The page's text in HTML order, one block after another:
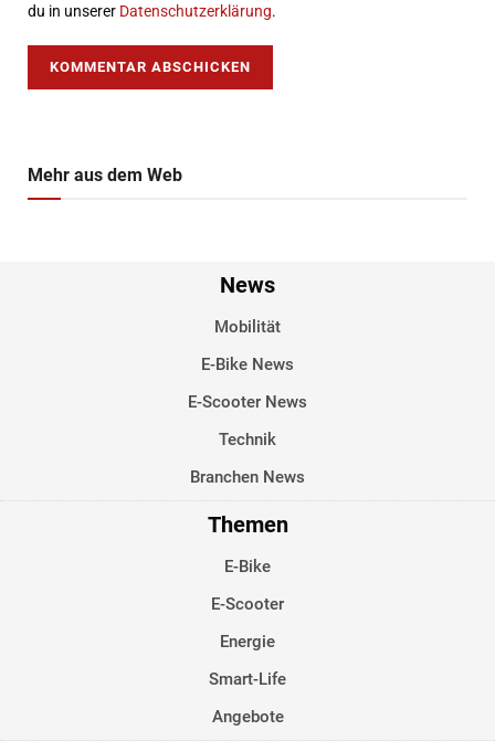
du in unserer Datenschutzerklärung.
Mehr aus dem Web
News
Mobilität
E-Bike News
E-Scooter News
Technik
Branchen News
Themen
E-Bike
E-Scooter
Energie
Smart-Life
Angebote